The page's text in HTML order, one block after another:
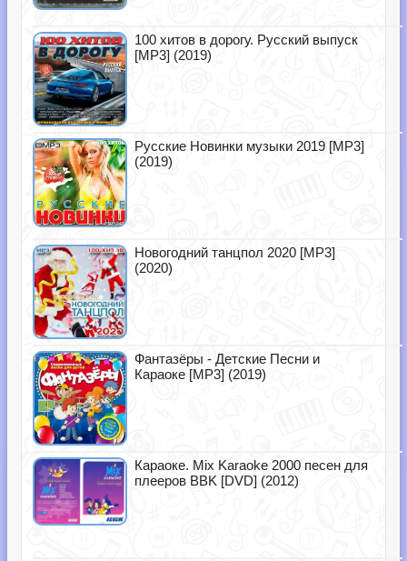
100 хитов в дорогу. Русский выпуск
[MP3] (2019)
Русские Новинки музыки 2019 [MP3]
(2019)
Новогодний танцпол 2020 [MP3]
(2020)
Фантазёры - Детские Песни и
Караоке [MP3] (2019)
Караоке. Mix Karaoke 2000 песен для
плееров BBK [DVD] (2012)